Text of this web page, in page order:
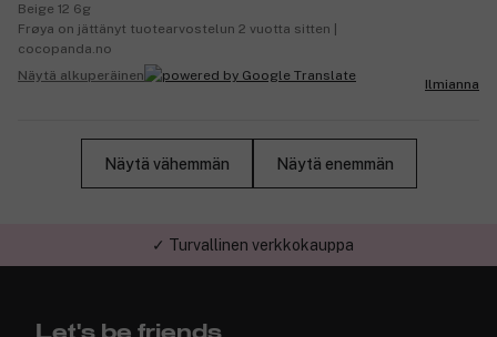
Beige 12 6g
Frøya on jättänyt tuotearvostelun 2 vuotta sitten |
cocopanda.no
Näytä alkuperäinen
Ilmianna
Näytä vähemmän Näytä enemmän
✓ Turvallinen verkkokauppa